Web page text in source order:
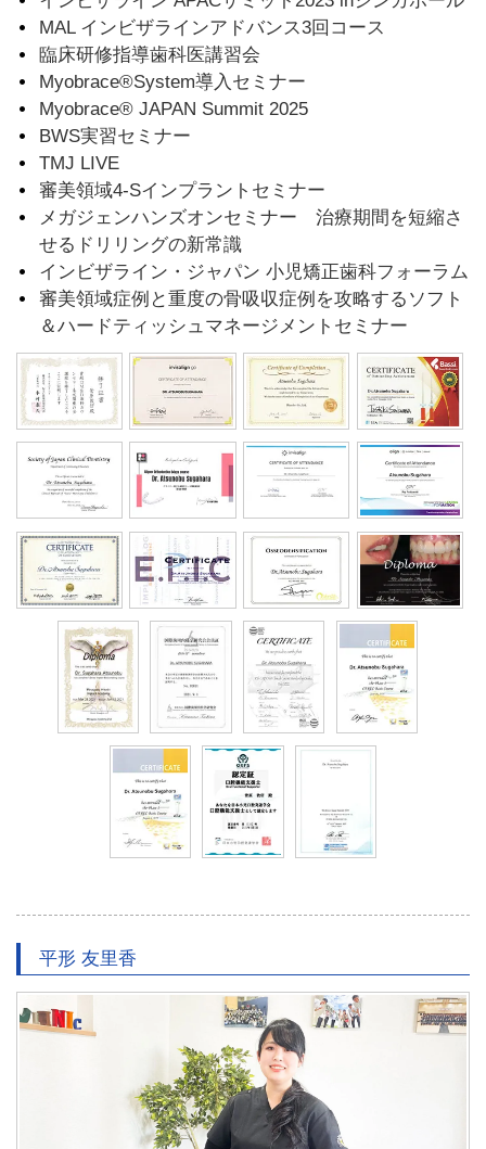
MAL インビザラインアドバンス3回コース
臨床研修指導歯科医講習会
Myobrace®System導入セミナー
Myobrace® JAPAN Summit 2025
BWS実習セミナー
TMJ LIVE
審美領域4-Sインプラントセミナー
メガジェンハンズオンセミナー 治療期間を短縮さ
せるドリリングの新常識
インビザライン・ジャパン 小児矯正歯科フォーラム
審美領域症例と重度の骨吸収症例を攻略するソフト
＆ハードティッシュマネージメントセミナー
平形 友里香